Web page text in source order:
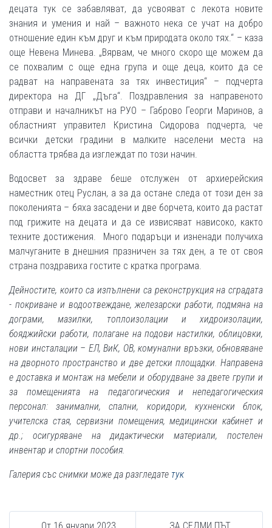
децата тук се забавляват, да усвояват с лекота новите
знания и умения и най – важното нека се учат на добро
отношение един към друг и към природата около тях.“ – каза
още Невена Минева. „Вярвам, че много скоро ще можем да
се похвалим с още една група и още деца, които да се
радват на направената за тях инвестиция“ – подчерта
директора на ДГ „Дъга“. Поздравления за направеното
отправи и началникът на РУО – Габрово Георги Маринов, а
областният управител Кристина Сидорова подчерта, че
всички детски градини в малките населени места на
областта трябва да изглеждат по този начин.
Водосвет за здраве беше отслужен от архиерейския
наместник отец Руслан, а за да остане следа от този ден за
поколенията – бяха засадени и две борчета, които да растат
под грижите на децата и да се извисяват нависоко, както
техните достижения. Много подаръци и изненади получиха
малчуганите в днешния празничен за тях ден, а те от своя
страна поздравиха гостите с кратка програма.
Дейностите, които са изпълнени са реконструкция на сградата
- покриване и водоотвеждане, железарски работи, подмяна на
дограми, мазилки, топлоизолации и хидроизолации,
бояджийски работи, полагане на подови настилки, облицовки,
нови инсталации – ЕЛ, ВиК, ОВ, комунални връзки, обновяване
на дворното пространство и две детски площадки. Направена
е доставка и монтаж на мебели и оборудване за двете групи и
за помещенията на педагогическия и непедагогическия
персонал: занимални, спални, коридори, кухненски блок,
учителска стая, сервизни помещения, медицински кабинет и
др.; осигуряване на дидактически материали, постелен
инвентар и спортни пособия.
Галерия със снимки може да разгледате тук